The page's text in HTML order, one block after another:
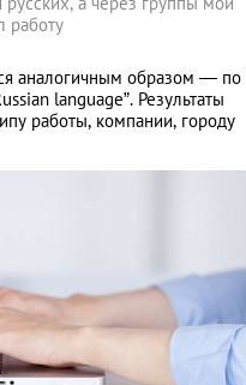
работу
аналогичным образом — по
language”. Результаты
работы, компании, городу